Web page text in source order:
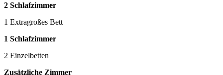
2 Schlafzimmer
1 Extragroßes Bett
1 Schlafzimmer
2 Einzelbetten
Zusätzliche Zimmer